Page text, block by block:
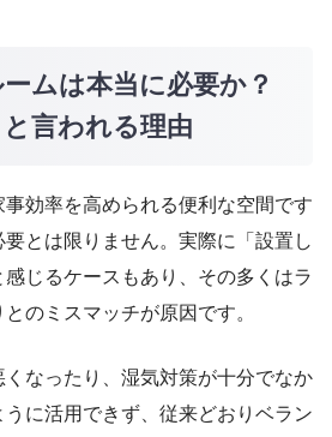
ムは本当に必要か？
と言われる理由
効率を高められる便利な空間です
とは限りません。実際に「設置し
じるケースもあり、その多くはラ
のミスマッチが原因です。
なったり、湿気対策が十分でなか
に活用できず、従来どおりベラン